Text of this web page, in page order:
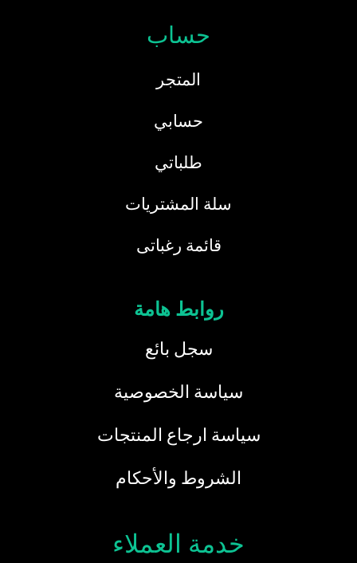
حساب
المتجر
حسابي
طلباتي
سلة المشتريات
قائمة رغباتى
روابط هامة
سجل بائع
سياسة الخصوصية
سياسة ارجاع المنتجات
الشروط والأحكام
خدمة العملاء